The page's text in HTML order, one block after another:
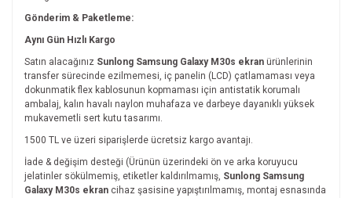
Gönderim & Paketleme:
Aynı Gün Hızlı Kargo
Satın alacağınız Sunlong Samsung Galaxy M30s ekran ürünlerinin
transfer sürecinde ezilmemesi, iç panelin (LCD) çatlamaması veya
dokunmatik flex kablosunun kopmaması için antistatik korumalı
ambalaj, kalın havalı naylon muhafaza ve darbeye dayanıklı yüksek
mukavemetli sert kutu tasarımı.
1500 TL ve üzeri siparişlerde ücretsiz kargo avantajı.
İade & değişim desteği (Ürünün üzerindeki ön ve arka koruyucu
jelatinler sökülmemiş, etiketler kaldırılmamış, Sunlong Samsung
Galaxy M30s ekran cihaz şasisine yapıştırılmamış, montaj esnasında